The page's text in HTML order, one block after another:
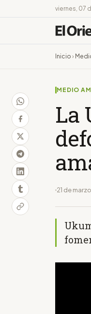
viernes, 07
Inicio ›
MEDIO
La
21 de